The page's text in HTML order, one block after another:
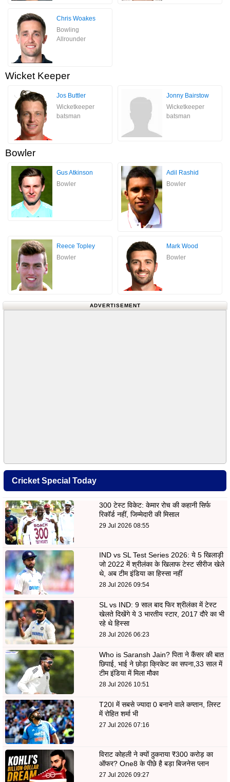
Chris Woakes
Bowling
Allrounder
Wicket Keeper
Jos Buttler
Wicketkeeper
batsman
Jonny Bairstow
Wicketkeeper
batsman
Bowler
Gus Atkinson
Bowler
Adil Rashid
Bowler
Reece Topley
Bowler
Mark Wood
Bowler
ADVERTISEMENT
Cricket Special Today
300 टेस्ट विकेट: केमार रोच की कहानी सिर्फ
रिकॉर्ड नहीं, जिम्मेदारी की मिसाल
29 Jul 2026 08:55
IND vs SL Test Series 2026: ये 5 खिलाड़ी
जो 2022 में श्रीलंका के खिलाफ टेस्ट सीरीज खेले
थे, अब टीम इंडिया का हिस्सा नहीं
28 Jul 2026 09:54
SL vs IND: 9 साल बाद फिर श्रीलंका में टेस्ट
खेलते दिखेंगे ये 3 भारतीय स्टार, 2017 दौरे का भी
रहे थे हिस्सा
28 Jul 2026 06:23
Who is Saransh Jain? पिता ने कैंसर की बात
छिपाई, भाई ने छोड़ा क्रिकेट का सपना,33 साल में
टीम इंडिया में मिला मौका
28 Jul 2026 10:51
T20I में सबसे ज्यादा 0 बनाने वाले कप्तान, लिस्ट
में रोहित शर्मा भी
27 Jul 2026 07:16
विराट कोहली ने क्यों ठुकराया ₹300 करोड़ का
ऑफर? One8 के पीछे है बड़ा बिजनेस प्लान
27 Jul 2026 09:27